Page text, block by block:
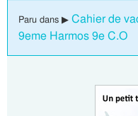
Paru dans ▶ Cahier de
9eme Harmos 9e C.O